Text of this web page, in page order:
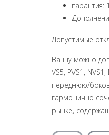
гарантия:
Допустимые
Ванну можно
VS5, PVS1,
переднюю/
гармонично
рынке,